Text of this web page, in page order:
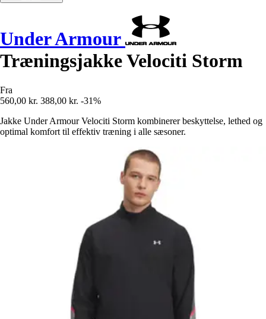
Under Armour
Træningsjakke Velociti Storm
Fra
560,00 kr. 388,00 kr. -31%
Jakke Under Armour Velociti Storm kombinerer beskyttelse, lethed og
optimal komfort til effektiv træning i alle sæsoner.